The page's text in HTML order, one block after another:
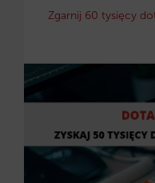
Zgarnij 60 tysięcy